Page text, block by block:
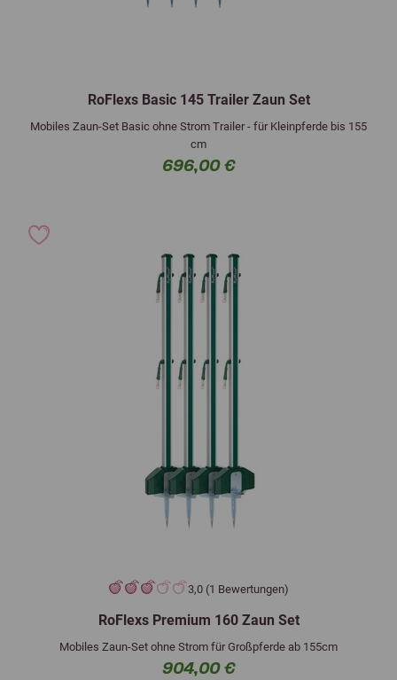
RoFlexs Basic 145 Trailer Zaun Set
Mobiles Zaun-Set Basic ohne Strom Trailer - für Kleinpferde bis 155
cm
696,00 €
3,0 (1 Bewertungen)
RoFlexs Premium 160 Zaun Set
Mobiles Zaun-Set ohne Strom für Großpferde ab 155cm
904,00 €